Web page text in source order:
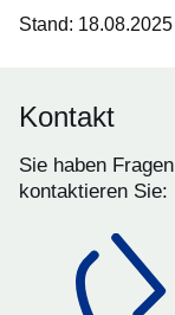
Stand: 18.08.2025
Kontakt
Sie haben
kontaktieren Sie: